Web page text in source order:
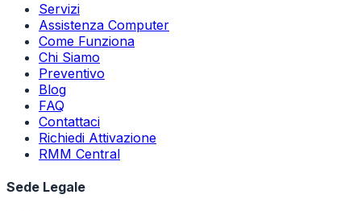
Servizi
Assistenza Computer
Come Funziona
Chi Siamo
Preventivo
Blog
FAQ
Contattaci
Richiedi Attivazione
RMM Central
Sede Legale